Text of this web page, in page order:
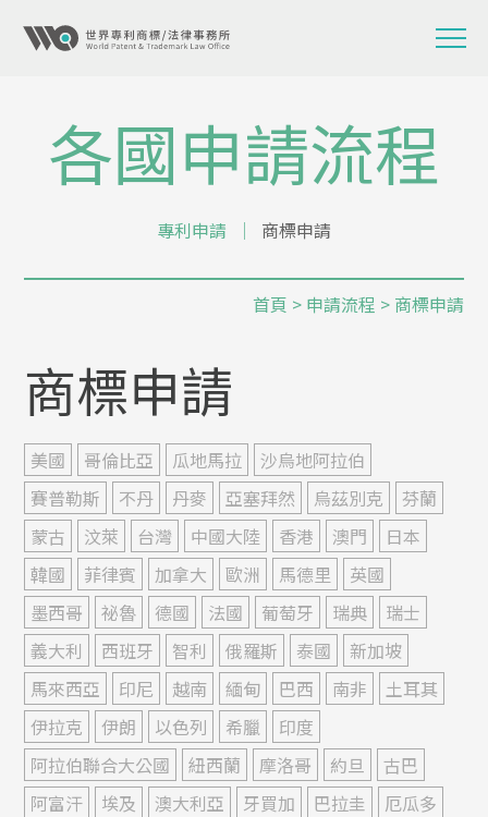
各國申請流程
專利申請 │ 商標申請
首頁 > 申請流程 > 商標申請
商標申請
美國 哥倫比亞 瓜地馬拉
沙烏地阿拉伯
賽普勒斯
不丹 丹麥 亞塞拜然 烏茲別克
芬蘭
蒙古
汶萊 台灣 中國大陸 香港 澳門
日本
韓國
菲律賓 加拿大 歐洲 馬德里
英國
墨西哥
祕魯 德國 法國 葡萄牙 瑞典
瑞士
義大利
西班牙 智利 俄羅斯 泰國
新加坡
馬來西亞
印尼 越南 緬甸 巴西 南非
土耳其
伊拉克
伊朗 以色列 希臘
印度
阿拉伯聯合大公國
紐西蘭 摩洛哥 約旦
古巴
阿富汗
埃及 澳大利亞 牙買加 巴拉圭
厄瓜多